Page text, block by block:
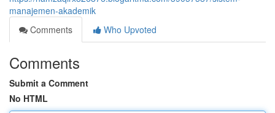
manajemen-akademik
Comments
Who Upvoted
Comments
Submit a Comment
No HTML